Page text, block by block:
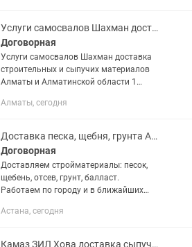
Услуги самосвалов Шахман доставка строительных и сыпучих материалов Алматы
Договорная
Услуги самосвалов Шахман доставка
строительных и сыпучих материалов
Алматы и Алматинской области 1
и камня гравия. 2 Щпс (смесь Щебня и
Алматы, сегодня
Доставка песка, щебня, грунта Астана и пригороды24/7
Договорная
Доставляем стройматериалы: песок,
щебень, отсев, грунт, балласт.
Работаем по городу и в ближайших
договоренности! Предлагаем: – Песок
Астана, сегодня
Камаз ЗИЛ Хова доставка сыпучих строительных материалов